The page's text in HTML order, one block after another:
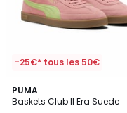
-25€* tous les 50€
PUMA
Baskets Club II Era Suede
5
/